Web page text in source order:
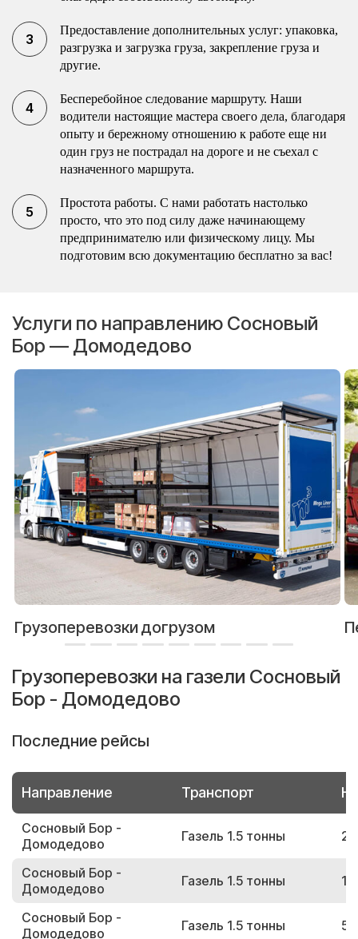
Предоставление дополнительных услуг: упаковка,
разгрузка и загрузка груза, закрепление груза и
другие.
Бесперебойное следование маршруту. Наши
водители настоящие мастера своего дела, благодаря
опыту и бережному отношению к работе еще ни
один груз не пострадал на дороге и не съехал с
назначенного маршрута.
Простота работы. С нами работать настолько
просто, что это под силу даже начинающему
предпринимателю или физическому лицу. Мы
подготовим всю документацию бесплатно за вас!
Услуги по направлению Сосновый
Бор — Домодедово
Грузоперевозки догрузом
Грузоперевозки на газели Сосновый
Бор - Домодедово
Последние рейсы
Направление Транспорт
Сосновый Бор -
Домодедово
Газель 1.5 тонны
Сосновый Бор -
Домодедово
Газель 1.5 тонны
Сосновый Бор -
Домодедово
Газель 1.5 тонны